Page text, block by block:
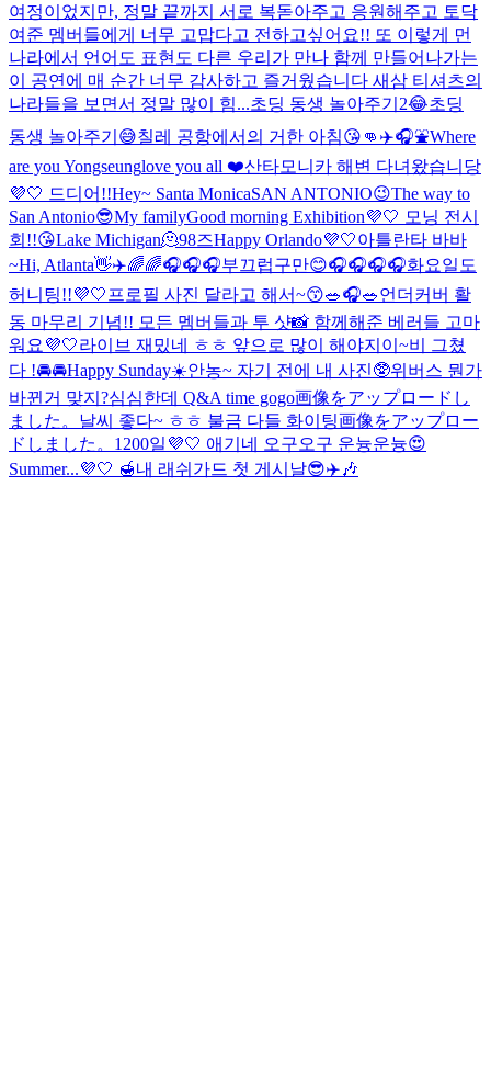
여정이었지만, 정말 끝까지 서로 복돋아주고 응원해주고 토닥
여준 멤버들에게 너무 고맙다고 전하고싶어요!! 또 이렇게 먼
나라에서 언어도 표현도 다른 우리가 만나 함께 만들어나가는
이 공연에 매 순간 너무 감사하고 즐거웠습니다 새삼 티셔츠의
나라들을 보면서 정말 많이 힘...초딩 동생 놀아주기2😂초딩
동생 놀아주기😅칠레 공항에서의 거한 아침😘👊 ✈️🎧⛲️Where
are you Yongseunglove you all ❤️산타모니카 해변 다녀왔습니당
💜🤍 드디어!!Hey~ Santa MonicaSAN ANTONIO😉The way to
San Antonio😎My familyGood morning Exhibition💜🤍 모닝 전시
회!!😘Lake Michigan🫠98즈Happy Orlando💜🤍아틀란타 바바
~Hi, Atlanta👋✈️🌈🌈🎧🎧🎧부끄럽구만😊🎧🎧🎧🎧화요일도
허니팅!!💜🤍 프로필 사진 달라고 해서~😙🥗🎧🥗언더커버 활
동 마무리 기념!! 모든 멤버들과 투 샷📸 함께해준 베러들 고마
워요💜🤍라이브 재밌네 ㅎㅎ 앞으로 많이 해야지이~비 그쳤
다 !🚘🚘Happy Sunday☀️안농~ 자기 전에 내 사진🥸위버스 뭔가
바뀐거 맞지?심심한데 Q&A time gogo画像をアップロードし
ました。 날씨 좋다~ ㅎㅎ 불금 다들 화이팅画像をアップロー
ドしました。 1200일💜🤍 애기네 오구오구 운늉운늉😍
Summer...💜🤍 🍯내 래쉬가드 첫 게시날😎✈️🎶